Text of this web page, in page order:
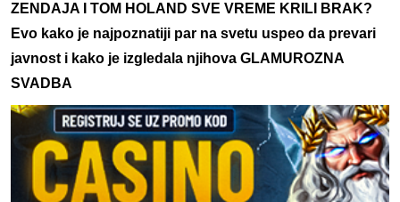
ZENDAJA I TOM HOLAND SVE VREME KRILI BRAK?
Evo kako je najpoznatiji par na svetu uspeo da prevari
javnost i kako je izgledala njihova GLAMUROZNA
SVADBA